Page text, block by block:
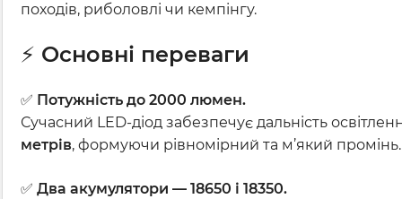
походів, риболовлі чи кемпінгу.
⚡ Основні переваги
✅ Потужність до 2000 люмен.
Сучасний LED-діод забезпечує дальність
метрів, формуючи рівномірний та м’який промінь.
✅ Два акумулятори — 18650 і 18350.